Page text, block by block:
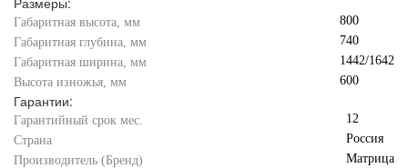
Габаритная высота, мм
800
Габаритная глубина, мм
740
Габаритная ширина, мм
1442/1642
Высота изножья, мм
600
Гарантии:
Гарантийный срок мес.
12
Страна
Россия
Производитель (Бренд)
Матрица